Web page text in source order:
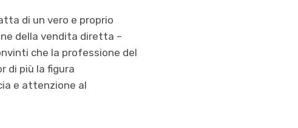
di un vero e proprio
della vendita diretta –
che la professione del
di più la figura
e attenzione al